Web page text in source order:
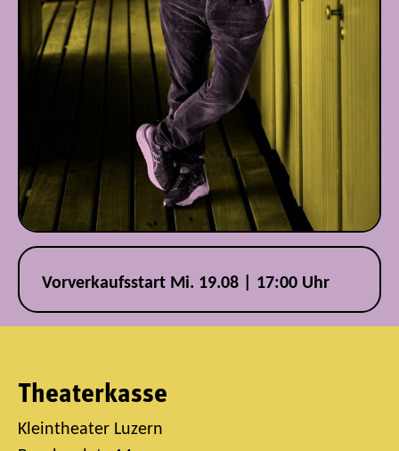
Vorverkaufsstart Mi. 19.08 | 17:00 Uhr
Theaterkasse
Kleintheater Luzern